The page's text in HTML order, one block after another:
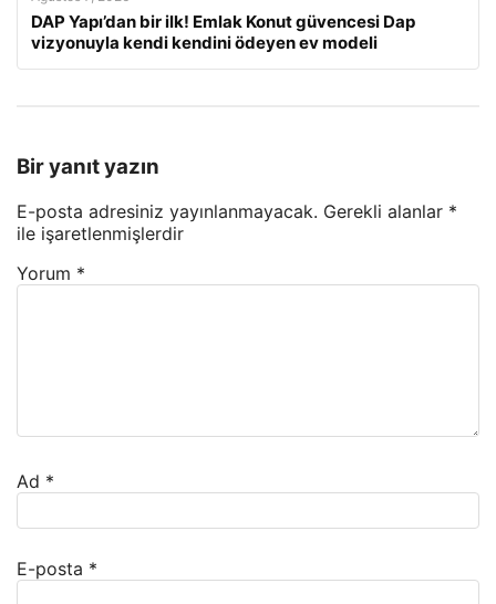
DAP Yapı’dan bir ilk! Emlak Konut güvencesi Dap
vizyonuyla kendi kendini ödeyen ev modeli
Bir yanıt yazın
E-posta adresiniz yayınlanmayacak. Gerekli alanlar *
ile işaretlenmişlerdir
Yorum *
Ad *
E-posta *